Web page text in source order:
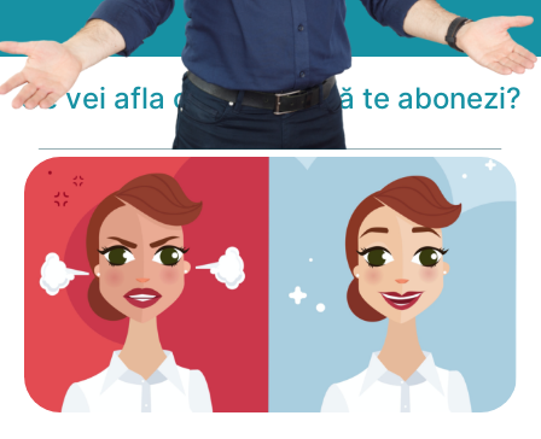
Ce vei afla concret dacă te abonezi?